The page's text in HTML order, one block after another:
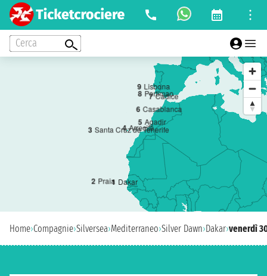
Cerca
1 Dakar
2 Praia
3 Santa Cruz de Tenerife
4 Arrecife
5 Agadir
6 Casablanca
7 Cadice
8 Portimao
9 Lisbona
Home›Compagnie›Silversea›Mediterraneo›Silver Dawn›Dakar›venerdì